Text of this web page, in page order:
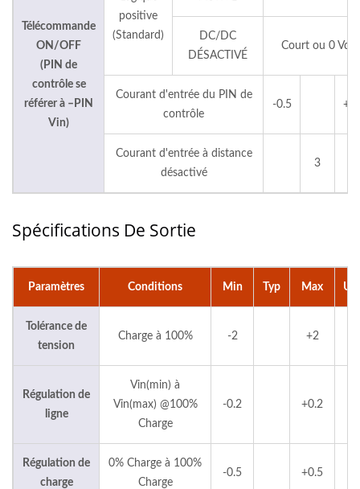
Télécommande
ON/OFF
(PIN de
contrôle se
référer à –PIN
Vin)
positive
(Standard)
DC/DC
DÉSACTIVÉ
Court ou 0 Vdc
Courant d'entrée du PIN de
contrôle
-0.5
Courant d'entrée à distance
désactivé
3
Spécifications De Sortie
Paramètres Conditions Min Typ Max
Tolérance de
tension
Charge à 100% -2 +2
Régulation de
ligne
Vin(min) à
Vin(max) @100%
Charge
-0.2 +0.2
Régulation de
charge
0% Charge à 100%
Charge
-0.5 +0.5